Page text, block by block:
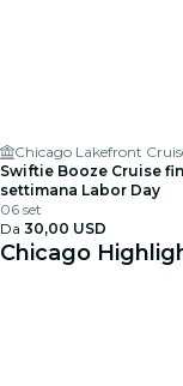
Chicago Lakefront
Swiftie Booze Cruise
settimana Labor Day
06 set
Da 30,00 USD
Chicago